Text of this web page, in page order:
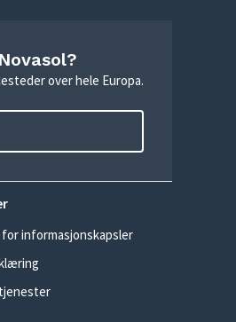
over hele Europa.
informasjonskapsler